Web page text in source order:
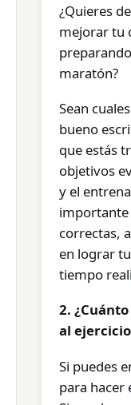
¿Quieres
mejorar tu
maratón?
Sean
bueno
que estás
objetivos
y el
importante
correctas,
en lograr
tiempo
2.
al
Si puedes
para hacer